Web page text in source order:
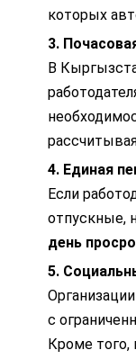
которых
3.
В
4. Единая
Если
отпускные,
день
5.
с
Кроме того,